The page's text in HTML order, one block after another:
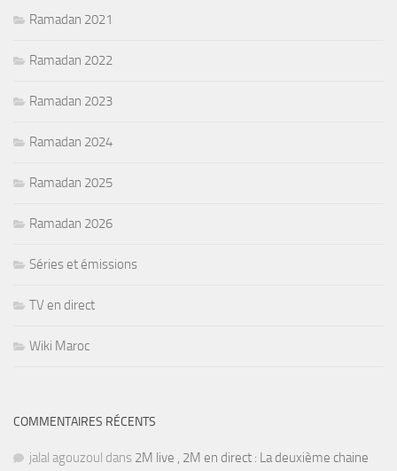
Ramadan 2021
Ramadan 2022
Ramadan 2023
Ramadan 2024
Ramadan 2025
Ramadan 2026
Séries et émissions
TV en direct
Wiki Maroc
COMMENTAIRES RÉCENTS
jalal agouzoul dans 2M live , 2M en direct : La deuxième chaine